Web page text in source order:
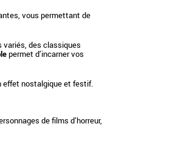
vous permettant de
des classiques
permet d’incarner vos
effet nostalgique et festif.
de films d’horreur,